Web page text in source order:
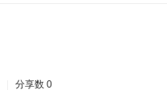
分享数 0